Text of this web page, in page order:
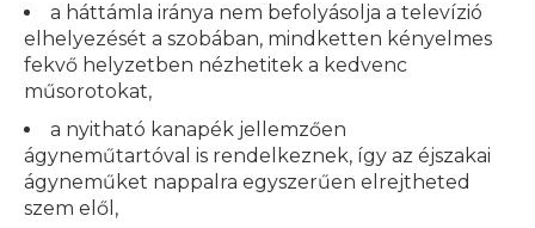
a háttámla iránya nem befolyásolja a televízió
elhelyezését a szobában, mindketten kényelmes
fekvő helyzetben nézhetitek a kedvenc
műsorotokat,
a nyitható kanapék jellemzően
ágyneműtartóval is rendelkeznek, így az éjszakai
ágyneműket nappalra egyszerűen elrejtheted
szem elől,